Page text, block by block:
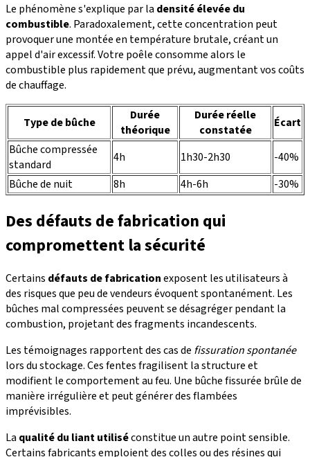
Le phénomène s'explique par la densité élevée du
combustible. Paradoxalement, cette concentration peut
provoquer une montée en température brutale, créant un
appel d'air excessif. Votre poêle consomme alors le
combustible plus rapidement que prévu, augmentant vos coûts
de chauffage.
Type de bûche
Durée
théorique
Durée réelle
constatée
Écart
Bûche compressée
standard
4h 1h30-2h30
-40%
Bûche de nuit
8h 4h-6h -30%
Des défauts de fabrication qui
compromettent la sécurité
Certains défauts de fabricationexposent les utilisateurs à
des risques que peu de vendeurs évoquent spontanément. Les
bûches mal compressées peuvent se désagréger pendant la
combustion, projetant des fragments incandescents.
Les témoignages rapportent des cas de fissuration spontanée
lors du stockage. Ces fentes fragilisent la structure et
modifient le comportement au feu. Une bûche fissurée brûle de
manière irrégulière et peut générer des flambées
imprévisibles.
La qualité du liant utiliséconstitue un autre point sensible.
Certains fabricants emploient des colles ou des résines qui